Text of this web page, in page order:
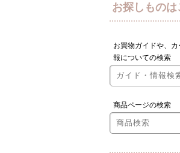
お探しものは
お買物ガイドや、
報についての検索
商品ページの検索